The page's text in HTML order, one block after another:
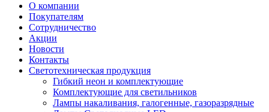
О компании
Покупателям
Сотрудничество
Акции
Новости
Контакты
Светотехническая продукция
Гибкий неон и комплектующие
Комплектующие для светильников
Лампы накаливания, галогенные, газоразрядные